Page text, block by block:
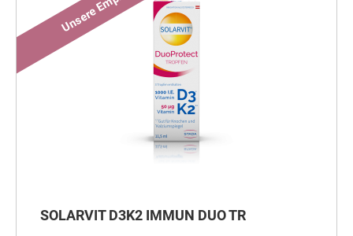
SOLARVIT D3K2 IMMUN DUO TR